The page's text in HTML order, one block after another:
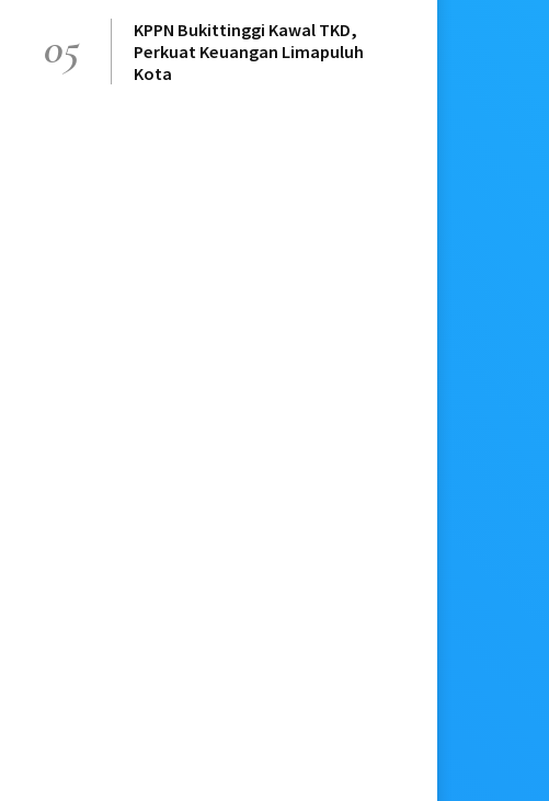
05
KPPN Bukittinggi Kawal TKD,
Perkuat Keuangan Limapuluh
Kota